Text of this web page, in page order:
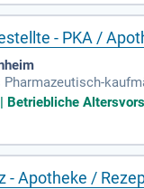
- PKA /
Betriebliche
- Apotheke /